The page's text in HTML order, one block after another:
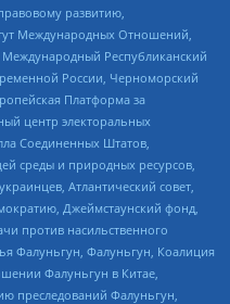
развитию,
Международных Отношений,
Международный Республиканский
России, Черноморский
Платформа за
центр электоральных
Соединенных Штатов,
среды и природных ресурсов,
Атлантический совет,
Джеймстаунский фонд,
против насильственного
Фалуньгун, Фалуньгун, Коалиция
Фалуньгун в Китае,
преследований Фалуньгун,